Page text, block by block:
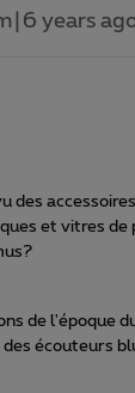
years
des
et vitres de
de l'époque
écouteurs